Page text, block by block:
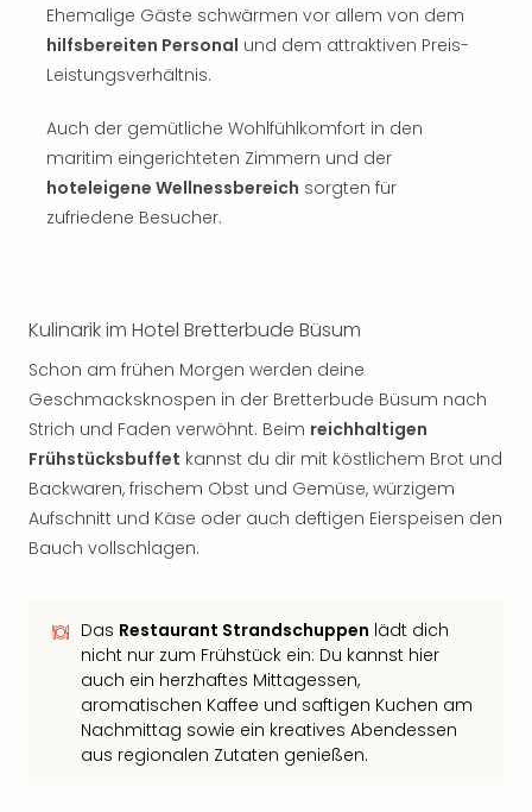
Ehemalige Gäste schwärmen vor allem von dem
hilfsbereiten Personal und dem attraktiven Preis-
Leistungsverhältnis.
Auch der gemütliche Wohlfühlkomfort in den
maritim eingerichteten Zimmern und der
hoteleigene Wellnessbereich sorgten für
zufriedene Besucher.
Kulinarik im Hotel Bretterbude Büsum
Schon am frühen Morgen werden deine
Geschmacksknospen in der Bretterbude Büsum nach
Strich und Faden verwöhnt. Beim reichhaltigen
Frühstücksbuffet kannst du dir mit köstlichem Brot und
Backwaren, frischem Obst und Gemüse, würzigem
Aufschnitt und Käse oder auch deftigen Eierspeisen den
Bauch vollschlagen.
Das Restaurant Strandschuppen lädt dich
nicht nur zum Frühstück ein: Du kannst hier
auch ein herzhaftes Mittagessen,
aromatischen Kaffee und saftigen Kuchen am
Nachmittag sowie ein kreatives Abendessen
aus regionalen Zutaten genießen.